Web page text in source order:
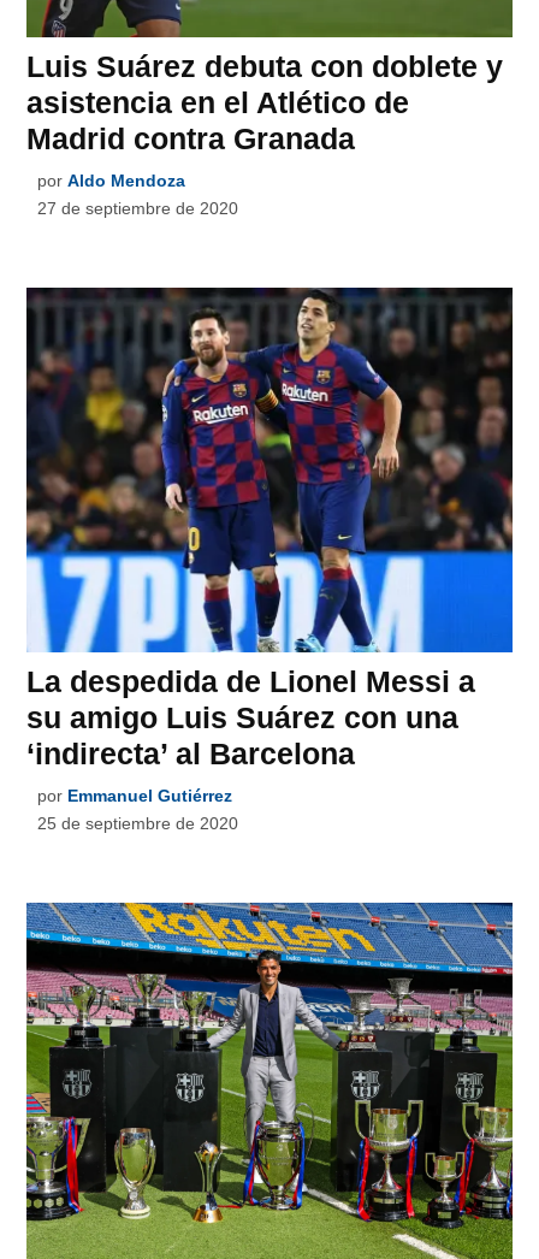
Luis Suárez debuta con doblete y
asistencia en el Atlético de
Madrid contra Granada
por Aldo Mendoza
27 de septiembre de 2020
La despedida de Lionel Messi a
su amigo Luis Suárez con una
‘indirecta’ al Barcelona
por Emmanuel Gutiérrez
25 de septiembre de 2020